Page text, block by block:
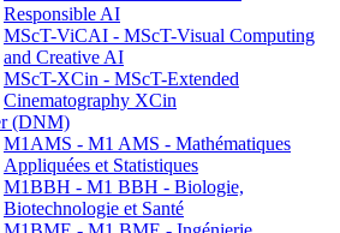
Responsible AI
MScT-ViCAI - MScT-Visual Computing
and Creative AI
MScT-XCin - MScT-Extended
Cinematography XCin
(DNM)
M1AMS - M1 AMS - Mathématiques
Appliquées et Statistiques
M1BBH - M1 BBH - Biologie,
Biotechnologie et Santé